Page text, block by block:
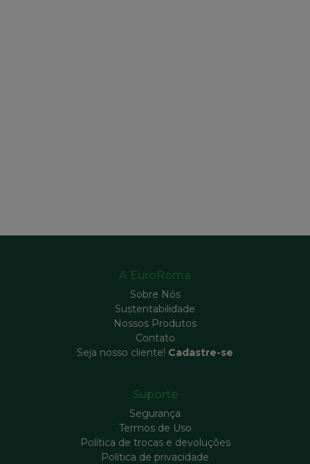
A EuroRoma
Sobre Nós
Sustentabilidade
Nossos Produtos
Contato
Seja nosso cliente! Cadastre-se
Suporte
Segurança
Termos de Uso
Política de trocas e devoluções
Política de privacidade